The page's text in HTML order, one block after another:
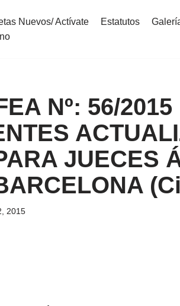
Nuevos/ Actívate Estatutos
Nº: 56/
JUECES
2015